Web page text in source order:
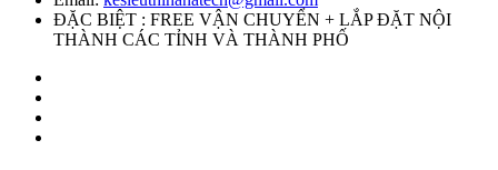
ĐẶC BIỆT : FREE VẬN CHUYỂN + LẮP ĐẶT NỘI
THÀNH CÁC TỈNH VÀ THÀNH PHỐ